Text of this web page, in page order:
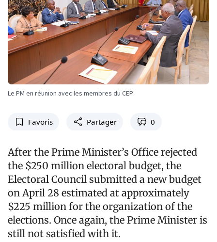
Le PM en réunion avec les membres du CEP
Favoris Partager 0
After the Prime Minister’s Office rejected
the $250 million electoral budget, the
Electoral Council submitted a new budget
on April 28 estimated at approximately
$225 million for the organization of the
elections. Once again, the Prime Minister is
still not satisfied with it.